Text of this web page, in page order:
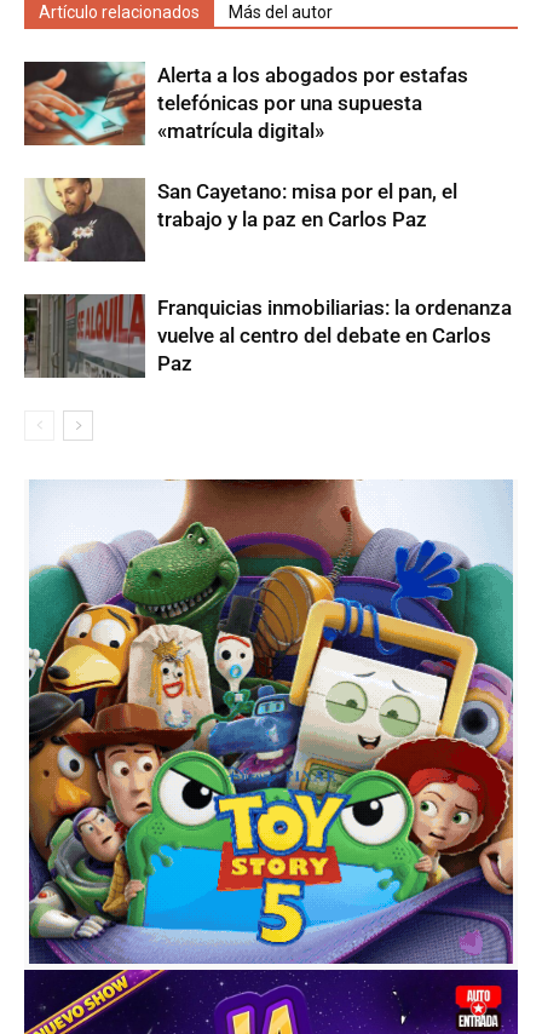
Artículo relacionados Más del autor
Alerta a los abogados por estafas
telefónicas por una supuesta
«matrícula digital»
San Cayetano: misa por el pan, el
trabajo y la paz en Carlos Paz
Franquicias inmobiliarias: la ordenanza
vuelve al centro del debate en Carlos
Paz